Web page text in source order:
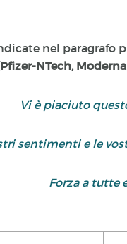
nel paragrafo
NTech,
Vi è piaciuto
sentimenti e le
Forza a tutte